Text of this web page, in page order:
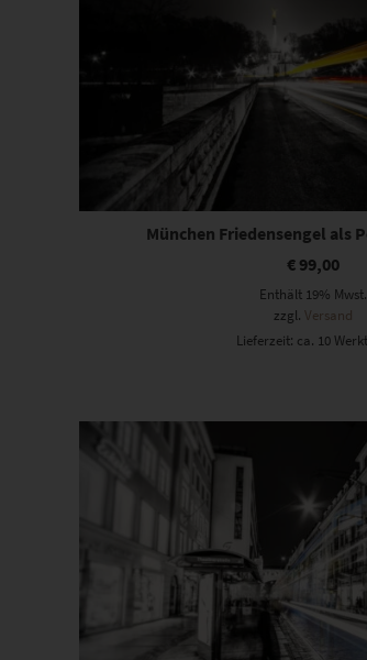
München Friedensengel als
€ 99,00
Enthält 19% Mwst.
zzgl.Versand
Lieferzeit: ca. 10
Dieses Produkt weist mehrere Varianten auf. Die Optionen können auf der Produktseite